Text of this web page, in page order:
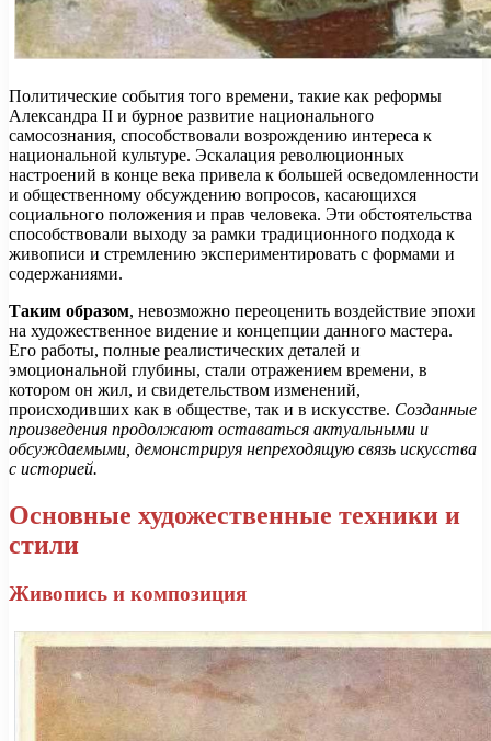
Политические события того времени, такие как реформы
Александра II и бурное развитие национального
самосознания, способствовали возрождению интереса к
национальной культуре. Эскалация революционных
настроений в конце века привела к большей осведомленности
и общественному обсуждению вопросов, касающихся
социального положения и прав человека. Эти обстоятельства
способствовали выходу за рамки традиционного подхода к
живописи и стремлению экспериментировать с формами и
содержаниями.
Таким образом, невозможно переоценить воздействие эпохи
на художественное видение и концепции данного мастера.
Его работы, полные реалистических деталей и
эмоциональной глубины, стали отражением времени, в
котором он жил, и свидетельством изменений,
происходивших как в обществе, так и в искусстве. Созданные
произведения продолжают оставаться актуальными и
обсуждаемыми, демонстрируя непреходящую связь искусства
с историей.
Основные художественные техники и
стили
Живопись и композиция